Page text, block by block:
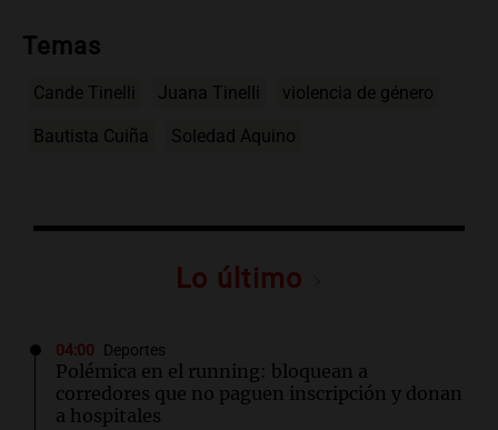
Temas
Cande Tinelli Juana Tinelli violencia de género
Bautista Cuiña Soledad Aquino
Lo último
04:00 Deportes
Polémica en el running: bloquean a
corredores que no paguen inscripción y donan
a hospitales